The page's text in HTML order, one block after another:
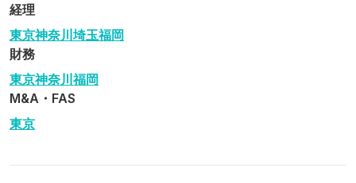
経理
東京神奈川 埼玉福岡
財務
東京神奈川福岡
M&A・FAS
東京